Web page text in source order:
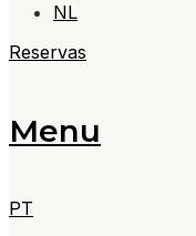
NL
Reservas
Menu
PT